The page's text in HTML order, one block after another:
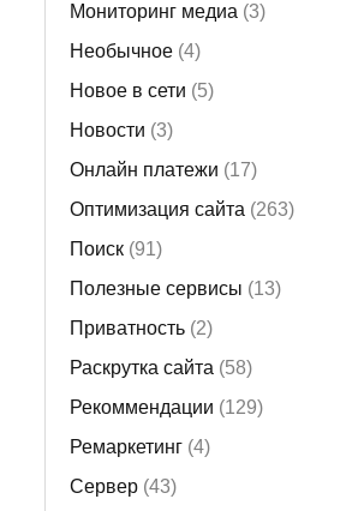
Мониторинг медиа (3)
Необычное (4)
Новое в сети (5)
Новости (3)
Онлайн платежи (17)
Оптимизация сайта (263)
Поиск (91)
Полезные сервисы (13)
Приватность (2)
Раскрутка сайта (58)
Рекоммендации (129)
Ремаркетинг (4)
Сервер (43)